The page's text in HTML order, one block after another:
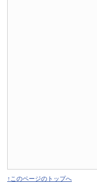
↑このページのトップへ